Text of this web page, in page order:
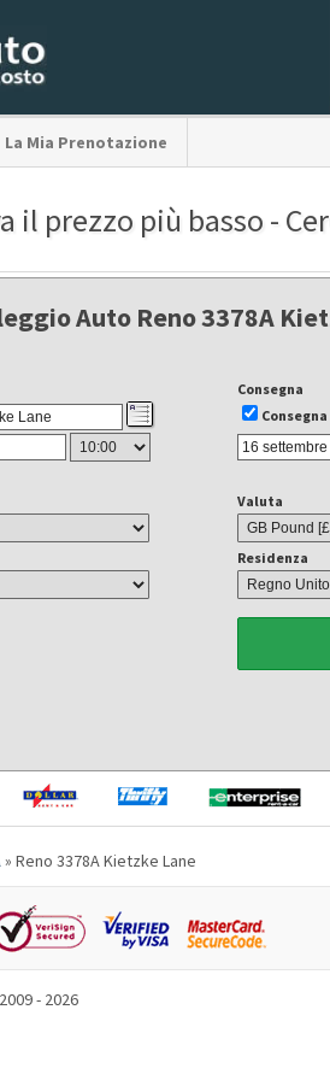
La Mia Prenotazione
il prezzo più basso -
Auto Reno 3378A
Consegna
Valuta
Residenza
» Reno 3378A Kietzke Lane
- 2026